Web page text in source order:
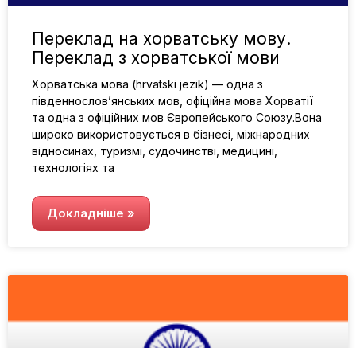
Переклад на хорватську мову.
Переклад з хорватської мови
Хорватська мова (hrvatski jezik) — одна з
південнослов’янських мов, офіційна мова Хорватії
та одна з офіційних мов Європейського Союзу.Вона
широко використовується в бізнесі, міжнародних
відносинах, туризмі, судочинстві, медицині,
технологіях та
Докладніше »